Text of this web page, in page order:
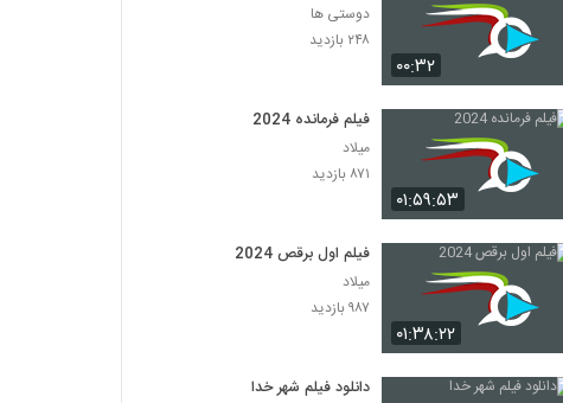
۰۰:۳۲
دوستی ها
۲۴۸ بازدید
۰۱:۵۹:۵۳
فیلم فرمانده 2024
میلاد
۸۷۱ بازدید
۰۱:۳۸:۲۲
فیلم اول برقص 2024
میلاد
۹۸۷ بازدید
دانلود فیلم شهر خدا